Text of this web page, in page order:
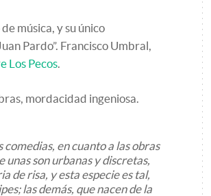
música, y su único
Pardo”. Francisco Umbral,
Los Pecos.
mordacidad ingeniosa.
en cuanto a las obras
unas son urbanas y discretas,
de risa, y esta especie es tal,
las demás, que nacen de la